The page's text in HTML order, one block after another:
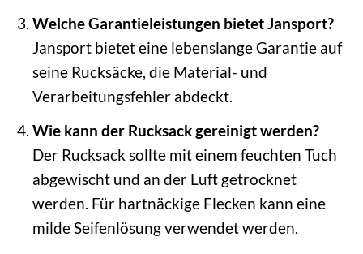
Welche Garantieleistungen bietet Jansport?
Jansport bietet eine lebenslange Garantie auf
seine Rucksäcke, die Material- und
Verarbeitungsfehler abdeckt.
Wie kann der Rucksack gereinigt werden?
Der Rucksack sollte mit einem feuchten Tuch
abgewischt und an der Luft getrocknet
werden. Für hartnäckige Flecken kann eine
milde Seifenlösung verwendet werden.